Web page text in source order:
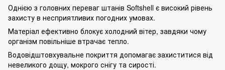
Однією з головних переваг штанів Softshell є високий рівень
захисту в несприятливих погодних умовах.
Матеріал ефективно блокує холодний вітер, завдяки чому
організм повільніше втрачає тепло.
Водовідштовхувальне покриття допомагає захиститися від
невеликого дощу, мокрого снігу та сирості.